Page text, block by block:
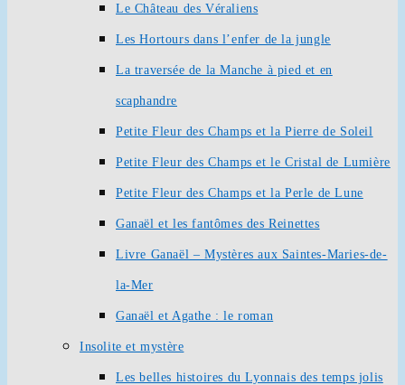
Le Château des Véraliens
Les Hortours dans l’enfer de la jungle
La traversée de la Manche à pied et en
scaphandre
Petite Fleur des Champs et la Pierre de Soleil
Petite Fleur des Champs et le Cristal de Lumière
Petite Fleur des Champs et la Perle de Lune
Ganaël et les fantômes des Reinettes
Livre Ganaël – Mystères aux Saintes-Maries-de-
la-Mer
Ganaël et Agathe : le roman
Insolite et mystère
Les belles histoires du Lyonnais des temps jolis